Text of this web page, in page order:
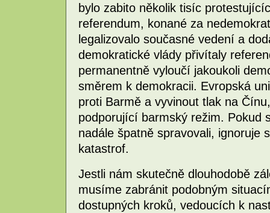
bylo zabito několik tisíc
referendum, konané za
legalizovalo současné vedení a
demokratické vlády přivítaly
permanentně vyloučí jakoukoli
směrem k demokracii. Evropská
proti Barmě a vyvinout tlak na
podporující barmský režim. Pokud
nadále špatně spravovali, ignoruje
katastrof.
Jestli nám skutečně dlouhodobě
musíme zabránit podobným
dostupných kroků, vedoucích k